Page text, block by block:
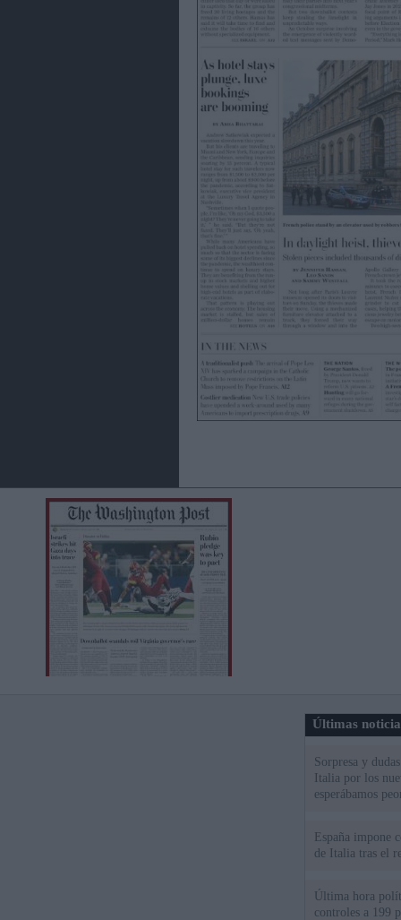
Últimas
Sorpresa y
Italia por los
esperábamos
España impone
de Italia tras el
Última hora
controles a 199